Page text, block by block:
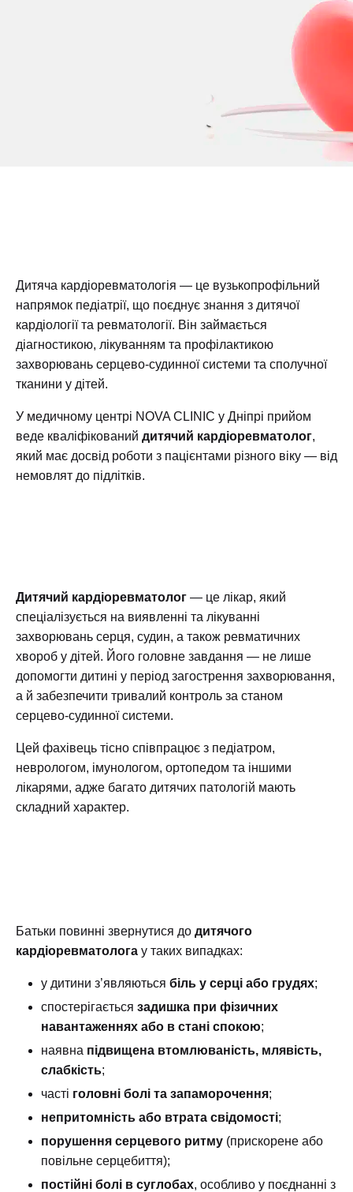
Дитяча кардіоревматологія — це вузькопрофільний
напрямок педіатрії, що поєднує знання з дитячої
кардіології та ревматології. Він займається
діагностикою, лікуванням та профілактикою
захворювань серцево-судинної системи та сполучної
тканини у дітей.
У медичному центрі NOVA CLINIC у Дніпрі прийом
веде кваліфікований дитячий кардіоревматолог,
який має досвід роботи з пацієнтами різного віку — від
немовлят до підлітків.
Дитячий кардіоревматолог — це лікар, який
спеціалізується на виявленні та лікуванні
захворювань серця, судин, а також ревматичних
хвороб у дітей. Його головне завдання — не лише
допомогти дитині у період загострення захворювання,
а й забезпечити тривалий контроль за станом
серцево-судинної системи.
Цей фахівець тісно співпрацює з педіатром,
неврологом, імунологом, ортопедом та іншими
лікарями, адже багато дитячих патологій мають
складний характер.
Батьки повинні звернутися до дитячого
кардіоревматолога у таких випадках:
у дитини з’являються біль у серці або грудях;
спостерігається задишка при фізичних
навантаженнях або в стані спокою;
наявна підвищена втомлюваність, млявість,
слабкість;
часті головні болі та запаморочення;
непритомність або втрата свідомості;
порушення серцевого ритму (прискорене або
повільне серцебиття);
постійні болі в суглобах, особливо у поєднанні з